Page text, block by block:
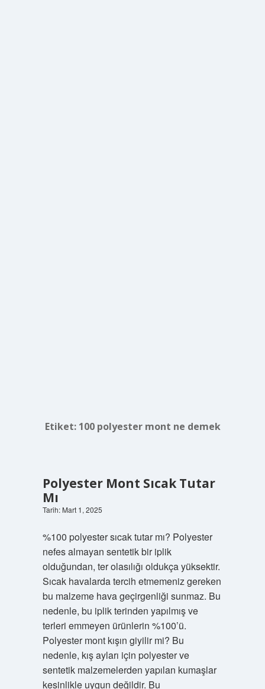
Etiket: 100 polyester mont ne demek
Polyester Mont Sıcak Tutar
Mı
Tarih: Mart 1, 2025
%100 polyester sıcak tutar mı? Polyester
nefes almayan sentetik bir iplik
olduğundan, ter olasılığı oldukça yüksektir.
Sıcak havalarda tercih etmemeniz gereken
bu malzeme hava geçirgenliği sunmaz. Bu
nedenle, bu iplik terinden yapılmış ve
terleri emmeyen ürünlerin %100’ü.
Polyester mont kışın giyilir mi? Bu
nedenle, kış ayları için polyester ve
sentetik malzemelerden yapılan kumaşlar
kesinlikle uygun değildir. Bu